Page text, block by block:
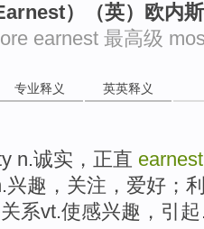
）（英）欧内
earnest 最高级
专业释义 英英释义
n.诚实，正直 earnest
兴趣，关注，爱好；
系vt.使感兴趣，引